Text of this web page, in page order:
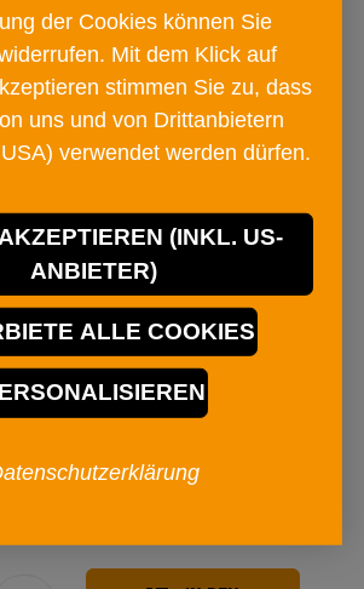
Meeresfrüchte
€ 4
der Cookies können Sie
Mit dem Klick auf
stimmen Sie zu, dass
uns und von Drittanbietern
verwendet werden dürfen.
(INKL. US-
ANBIETER)
ALLE COOKIES